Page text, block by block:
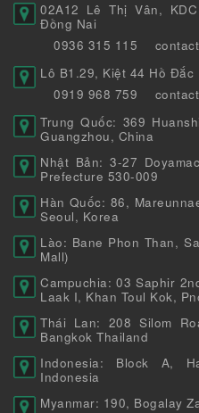
02A12 Lê Thị Vân,
Đồng Nai
0936 315 115
Lô B1.29, Kiệt 44 Hồ Đắc
0919 968 759
Trung Quốc: 369
Guangzhou, China
Nhật Bản: 3-27
Prefecture 530-009
Hàn Quốc: 86,
Seoul, Korea
Lào: Bane Phon Than,
Mall)
Campuchia: 03 Saphir
Laak I, Khan Toul Kok,
Thái Lan: 208 Silom
Bangkok Thailand
Indonesia: Block A,
Indonesia
Myanmar: 190, Bogalay